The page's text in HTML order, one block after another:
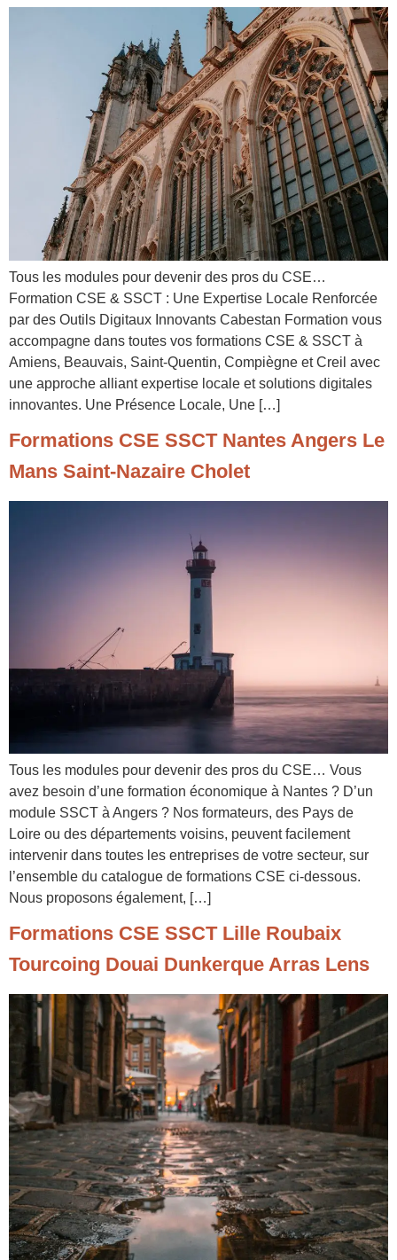
Tous les modules pour devenir des pros du CSE…
Formation CSE & SSCT : Une Expertise Locale Renforcée
par des Outils Digitaux Innovants Cabestan Formation vous
accompagne dans toutes vos formations CSE & SSCT à
Amiens, Beauvais, Saint-Quentin, Compiègne et Creil avec
une approche alliant expertise locale et solutions digitales
innovantes. Une Présence Locale, Une […]
Formations CSE SSCT Nantes Angers Le
Mans Saint-Nazaire Cholet
Tous les modules pour devenir des pros du CSE… Vous
avez besoin d’une formation économique à Nantes ? D’un
module SSCT à Angers ? Nos formateurs, des Pays de
Loire ou des départements voisins, peuvent facilement
intervenir dans toutes les entreprises de votre secteur, sur
l’ensemble du catalogue de formations CSE ci-dessous.
Nous proposons également, […]
Formations CSE SSCT Lille Roubaix
Tourcoing Douai Dunkerque Arras Lens